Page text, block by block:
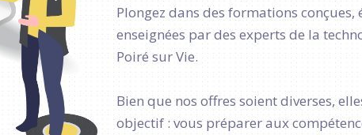
Plongez dans des formations conçues,
enseignées par des experts de la
Poiré sur Vie.
Bien que nos offres soient diverses,
objectif : vous préparer aux